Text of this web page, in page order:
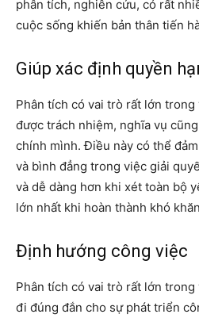
phân tích, nghiên cứu, có rất
cuộc sống khiến bản thân tiến
Giúp xác định quyền
Phân tích có vai trò rất lớn
được trách nhiệm, nghĩa vụ
chính mình. Điều này có thể
và bình đẳng trong việc giải
và dễ dàng hơn khi xét toàn bộ
lớn nhất khi hoàn thành khó
Định hướng công việc
Phân tích có vai trò rất lớn
đi đúng đắn cho sự phát triển